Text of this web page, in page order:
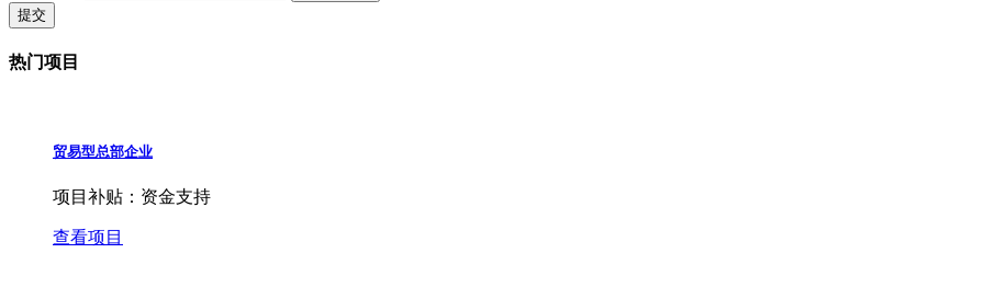
提交
热门项目
贸易型总部企业
项目补贴： 资金支持
查看项目